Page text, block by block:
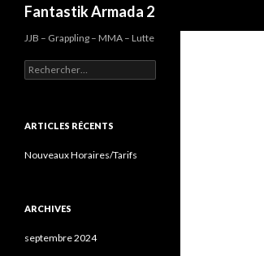
Fantastik Armada 2
JJB – Grappling – MMA – Lutte
Rechercher :
ARTICLES RÉCENTS
Nouveaux Horaires/Tarifs
ARCHIVES
septembre 2024